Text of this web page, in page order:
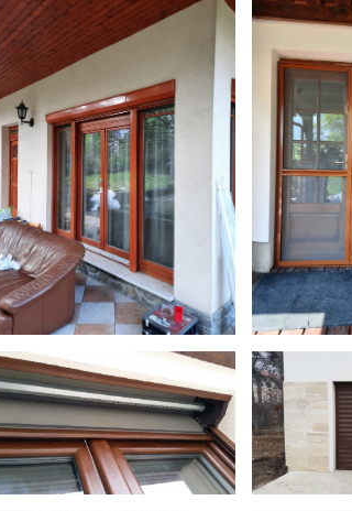
kep-01
Vakolható tokos
alumínium redőny